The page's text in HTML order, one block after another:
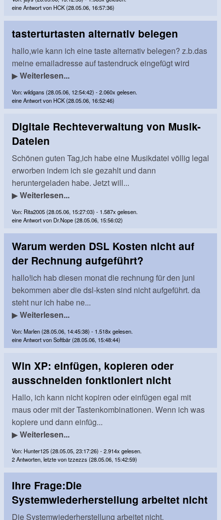
eine Antwort von HCK (28.05.06, 16:57:36)
tasterturtasten alternativ belegen
hallo,wie kann ich eine taste alternativ belegen? z.b.das
meine emailadresse auf tastendruck eingefügt wird
▶Weiterlesen...
Von: wildgans (28.05.06, 12:54:42) - 2.060x gelesen.
eine Antwort von HCK (28.05.06, 16:52:46)
Digitale Rechteverwaltung von Musik-
Dateien
Schönen guten Tag,ich habe eine Musikdatei völlig legal
erworben indem ich sie gezahlt und dann
heruntergeladen habe. Jetzt will...
▶Weiterlesen...
Von: Rita2005 (28.05.06, 15:27:03) - 1.587x gelesen.
eine Antwort von Dr.Nope (28.05.06, 15:56:02)
Warum werden DSL Kosten nicht auf
der Rechnung aufgeführt?
hallo!ich hab diesen monat die rechnung für den juni
bekommen aber die dsl-ksten sind nicht aufgeführt. da
steht nur ich habe ne...
▶Weiterlesen...
Von: Marlen (28.05.06, 14:45:38) - 1.518x gelesen.
eine Antwort von Softbär (28.05.06, 15:48:44)
Win XP: einfügen, kopieren oder
ausschneiden fonktioniert nicht
Hallo, ich kann nicht kopiren oder einfügen egal mit
maus oder mit der Tastenkombinationen. Wenn ich was
kopiere und dann einfüg...
▶Weiterlesen...
Von: Hunter125 (28.05.05, 23:17:26) - 2.914x gelesen.
2 Antworten, letzte von tzzezzs (28.05.06, 15:42:59)
Ihre Frage:Die
Systemwiederherstellung arbeitet nicht
Die Systemwiederherstellung arbeitet nicht.